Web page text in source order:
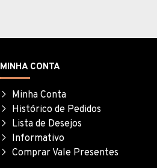
MINHA CONTA
Minha Conta
Histórico de Pedidos
Lista de Desejos
Informativo
Comprar Vale Presentes